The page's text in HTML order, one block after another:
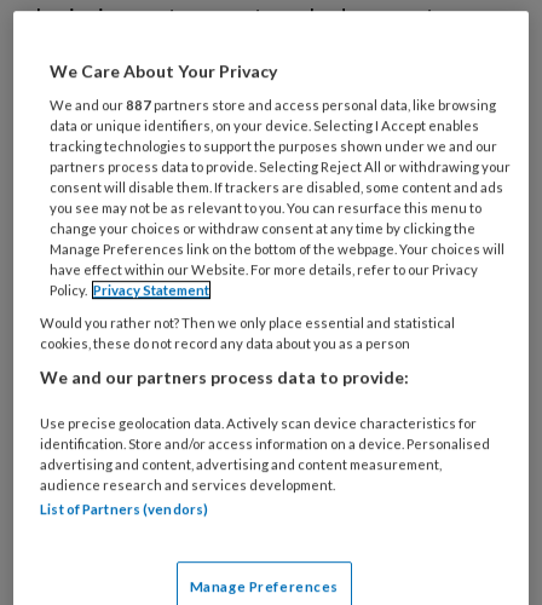
bezinning, vasten en extra gebedsmomenten.
pedagogisch professionals van islamitische
afkomst. Sommige medewerkers willen daarom op
vaste tijden bidden. Hoe kun je daar als
organisatie mee omgaan?
21 NOVEMBER 2025 NIEUWS ZORGENKINDEREN
We Care About Your Privacy
We and our887 partners store and access personal data, like browsing
data or unique identifiers, on your device. Selecting I Accept enables
tracking technologies to support the purposes shown under we and our
partners process data to provide. Selecting Reject All or withdrawing your
consent will disable them. If trackers are disabled, some content and ads
you see may not be as relevant to you. You can resurface this menu to
change your choices or withdraw consent at any time by clicking the
Manage Preferences link on the bottom of the webpage. Your choices will
have effect within our Website. For more details, refer to our Privacy
Policy. Privacy Statement
Would you rather not? Then we only place essential and statistical
cookies, these do not record any data about you as a person
We and our partners process data to provide:
Use precise geolocation data. Actively scan device characteristics for
identification. Store and/or access information on a device. Personalised
advertising and content, advertising and content measurement,
audience research and services development.
List of Partners (vendors)
Manage Preferences